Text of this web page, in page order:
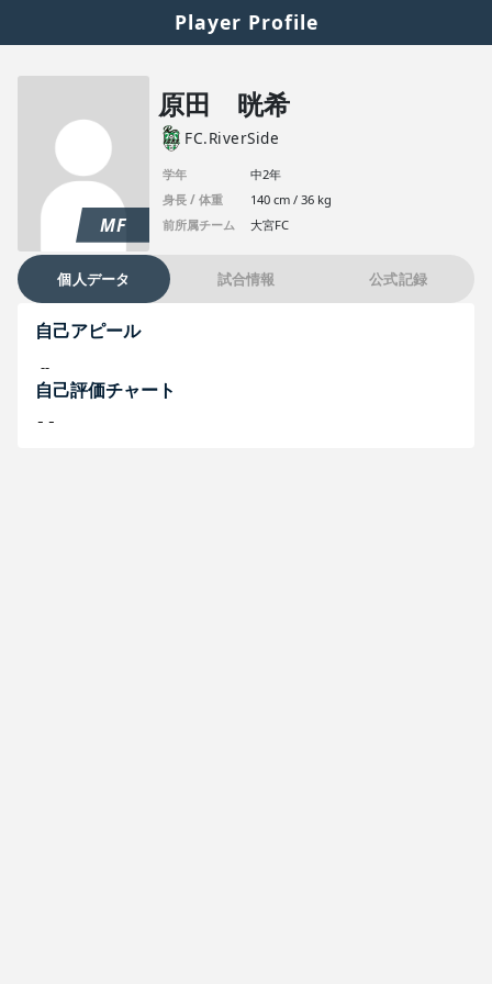
Player Profile
MF
原田 晄希
FC.RiverSide
学年
中2年
身長 / 体重
140 cm / 36 kg
前所属チーム
大宮FC
個人データ 試合情報 公式記録
自己アピール
--
自己評価チャート
--